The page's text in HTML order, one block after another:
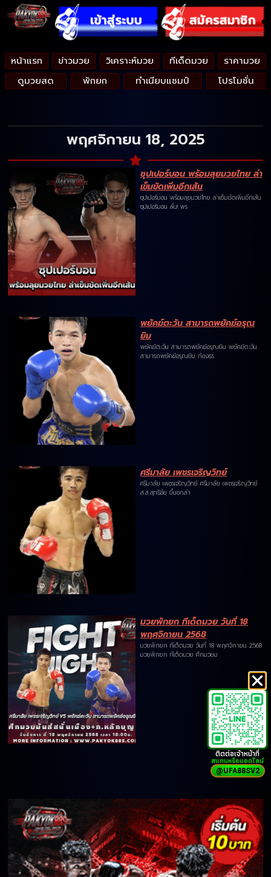
หน้าแรก ข่าวมวย วิเคราะห์มวย ทีเด็ดมวย
ราคามวย
ดูมวยสด
พักยก ทำเนียบแชมป์ โปรโมชั่น
พฤศจิกายน 18, 2025
ซุปเปอร์บอน พร้อมลุยมวยไทย ล่า
เข็มขัดเพิ่มอีกเส้น
ซุปเปอร์บอน พร้อมลุยมวยไทย ล่าเข็มขัดเพิ่มอีกเส้น
ซุปเปอร์บอน ลั่น! พร
พยัคฆ์ตะวัน สามารถพยัคฆ์อรุณ
ยิม
พยัคฆ์ตะวัน สามารถพยัคฆ์อรุณยิม พยัคฆ์ตะวัน
สามารถพยัคฆ์อรุณยิม ก้องธร
ศรีมาลัย เพชรเจริญวิทย์
ศรีมาลัย เพชรเจริญวิทย์ ศรีมาลัย เพชรเจริญวิทย์
ส.ส.สุทธิชัย ขึ้นชกล่า
มวยพักยก ทีเด็ดมวย วันที่ 18
พฤศจิกายน 2568
มวยพักยก ทีเด็ดมวย วันที่ 18 พฤศจิกายน 2568
มวยพักยก ทีเด็ดมวย ศึกมวยม
ติดต่อเจ้าหน้าที่
สแกนหรือแอดไลน์
@UFA88SV2